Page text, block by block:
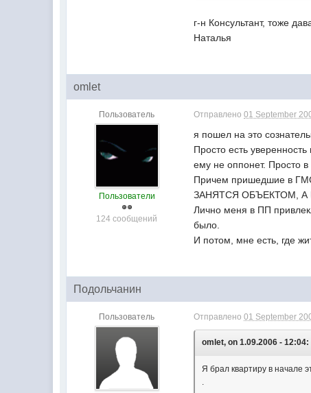
г-н Консультант, тоже
Наталья
omlet
Пользователь
Пользователи
124 сообщений
Отправлено01 September
я пошел на это
Просто есть
ему не оппонет. Просто
Причем пришедшие в
ЗАНЯТСЯ ОБЪЕКТОМ,
Лично меня в ПП
было.
И потом, мне есть, где
Подольчанин
Пользователь Отправлено01 September
omlet, on 1.09.2006 - 12:04:
Я брал квартиру в начале
.